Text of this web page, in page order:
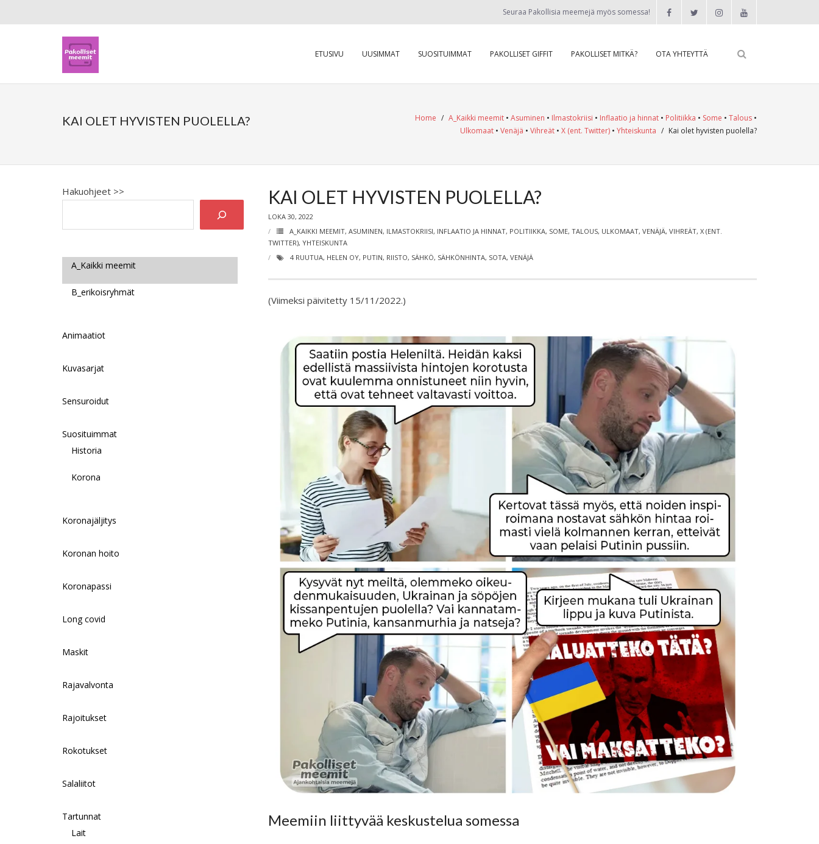
Seuraa Pakollisia meemejä myös somessa!
ETUSIVU UUSIMMAT SUOSITUIMMAT PAKOLLISET GIFFIT PAKOLLISET MITKÄ? OTA YHTEYTTÄ
KAI OLET HYVISTEN PUOLELLA? Home / A_Kaikki meemit • Asuminen • Ilmastokriisi • Inflaatio ja hinnat • Politiikka • Some • Talous •
Ulkomaat • Venäjä • Vihreät • X (ent. Twitter) • Yhteiskunta / Kai olet hyvisten puolella?
KAI OLET HYVISTEN PUOLELLA?
LOKA 30, 2022
A_KAIKKI MEEMIT, ASUMINEN, ILMASTOKRIISI, INFLAATIO JA HINNAT, POLITIIKKA, SOME, TALOUS, ULKOMAAT, VENÄJÄ, VIHREÄT, X (ENT.
TWITTER), YHTEISKUNTA
4 RUUTUA, HELEN OY, PUTIN, RIISTO, SÄHKÖ, SÄHKÖNHINTA, SOTA, VENÄJÄ
(Viimeksi päivitetty 15/11/2022.)
Meemiin liittyvää keskustelua somessa
Hakuohjeet >>
A_Kaikki meemit
B_erikoisryhmät
Animaatiot
Kuvasarjat
Sensuroidut
Suosituimmat
Historia
Korona
Koronajäljitys
Koronan hoito
Koronapassi
Long covid
Maskit
Rajavalvonta
Rajoitukset
Rokotukset
Salaliitot
Tartunnat
Lait